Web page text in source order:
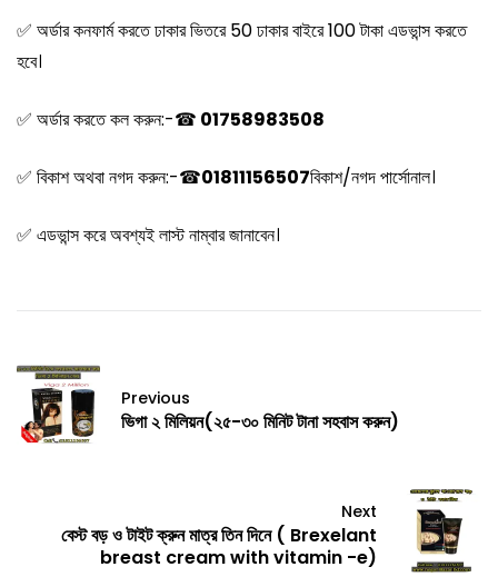
✅ অর্ডার কনফার্ম করতে ঢাকার ভিতরে 50 ঢাকার বাইরে 100 টাকা এডভান্স করতে
হবে।
✅ অর্ডার করতে কল করুন:-☎ 01758983508
✅ বিকাশ অথবা নগদ করুন:-☎01811156507বিকাশ/নগদ পার্সোনাল।
✅ এডভান্স করে অবশ্যই লাস্ট নাম্বার জানাবেন।
Previous
ভিগা ২ মিলিয়ন(২৫-৩০ মিনিট টানা সহবাস করুন)
Next
বেস্ট বড় ও টাইট ক্রুন মাত্র তিন দিনে ( Brexelant
breast cream with vitamin -e)